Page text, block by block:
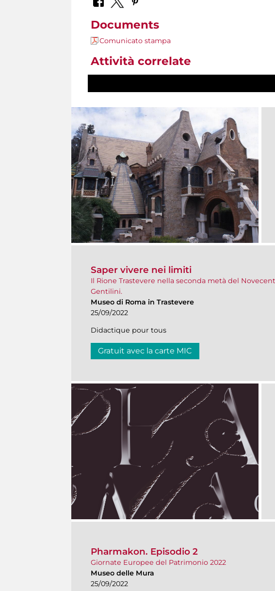
Documents
Comunicato stampa
Attività correlate
Saper vivere nei limiti
Il Rione Trastevere nella seconda metà del
Gentilini.
Museo di Roma in Trastevere
25/09/2022
Didactique pour tous
Gratuit avec la carte MIC
Pharmakon. Episodio 2
Giornate Europee del Patrimonio 2022
Museo delle Mura
25/09/2022